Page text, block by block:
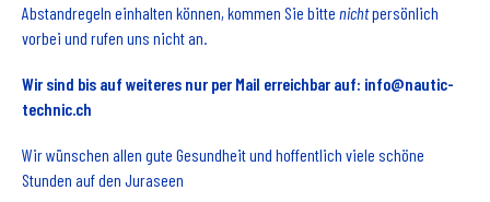
Abstandregeln einhalten können, kommen Sie bitte nichtpersönlich
vorbei und rufen uns nicht an.
Wir sind bis auf weiteres nur per Mail erreichbar auf: info@nautic-
technic.ch
Wir wünschen allen gute Gesundheit und hoffentlich viele schöne
Stunden auf den Juraseen